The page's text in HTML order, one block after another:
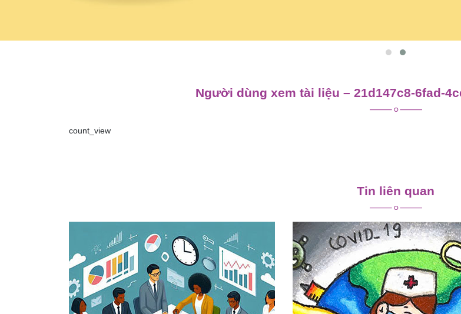
Người dùng xem tài liệu – 21d147c8-6fad-
count_view
viết
Tin liên quan